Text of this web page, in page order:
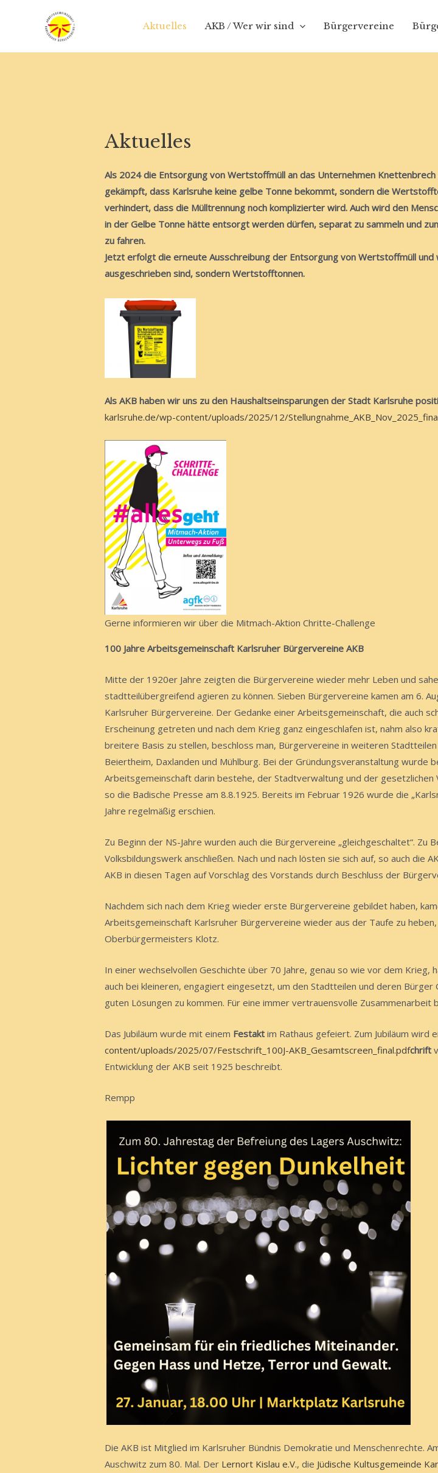
Aktuelles AKB / Wer wir sind Bürgervereine
Aktuelles
Als 2024 die Entsorgung von Wertstoffmüll an das Unternehmen
gekämpft, dass Karlsruhe keine gelbe Tonne bekommt, sondern die
verhindert, dass die Mülltrennung noch komplizierter wird. Auch wird den
in der Gelbe Tonne hätte entsorgt werden dürfen, separat zu sammeln und
zu fahren.
Jetzt erfolgt die erneute Ausschreibung der Entsorgung von Wertstoffmüll
ausgeschrieben sind, sondern Wertstofftonnen.
Als AKB haben wir uns zu den Haushaltseinsparungen der Stadt Karlsruhe
karlsruhe.de/wp-content/uploads/2025/12/
Gerne informieren wir über die Mitmach-Aktion Chritte-Challenge
100 Jahre Arbeitsgemeinschaft Karlsruher Bürgervereine AKB
Mitte der 1920er Jahre zeigten die Bürgervereine wieder mehr Leben und
stadtteilübergreifend agieren zu können. Sieben Bürgervereine kamen am 6.
Karlsruher Bürgervereine. Der Gedanke einer Arbeitsgemeinschaft, die auch
Erscheinung getreten und nach dem Krieg ganz eingeschlafen ist, nahm also
breitere Basis zu stellen, beschloss man, Bürgervereine in weiteren
Beiertheim, Daxlanden und Mühlburg. Bei der Gründungsveranstaltung
Arbeitsgemeinschaft darin bestehe, der Stadtverwaltung und der
so die Badische Presse am 8.8.1925. Bereits im Februar 1926 wurde die
Jahre regelmäßig erschien.
Zu Beginn der NS-Jahre wurden auch die Bürgervereine „gleichgeschaltet“.
Volksbildungswerk anschließen. Nach und nach lösten sie sich auf, so auch die
AKB in diesen Tagen auf Vorschlag des Vorstands durch Beschluss der
Nachdem sich nach dem Krieg wieder erste Bürgervereine gebildet haben,
Arbeitsgemeinschaft Karlsruher Bürgervereine wieder aus der Taufe zu
Oberbürgermeisters Klotz.
In einer wechselvollen Geschichte über 70 Jahre, genau so wie vor dem
auch bei kleineren, engagiert eingesetzt, um den Stadtteilen und deren
guten Lösungen zu kommen. Für eine immer vertrauensvolle Zusammenarbeit
Das Jubiläum wurde mit einem Festaktim Rathaus gefeiert. Zum Jubiläum wird
content/uploads/2025/07/Festschrift_100J-AKB_Gesamtscreen_final.pdfchrift
Entwicklung der AKB seit 1925 beschreibt.
Rempp
.
Die AKB ist Mitglied im Karlsruher Bündnis Demokratie und Menschenrechte.
Auschwitz zum 80. Mal. Der Lernort Kislau e.V., die Jüdische Kultusgemeinde